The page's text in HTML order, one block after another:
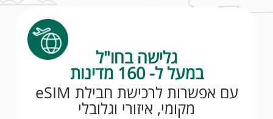
גלישה בחו"ל
במעל ל- 160 מדינות
עם אפשרות לרכישת חבילת eSIM
מקומי, איזורי וגלובלי